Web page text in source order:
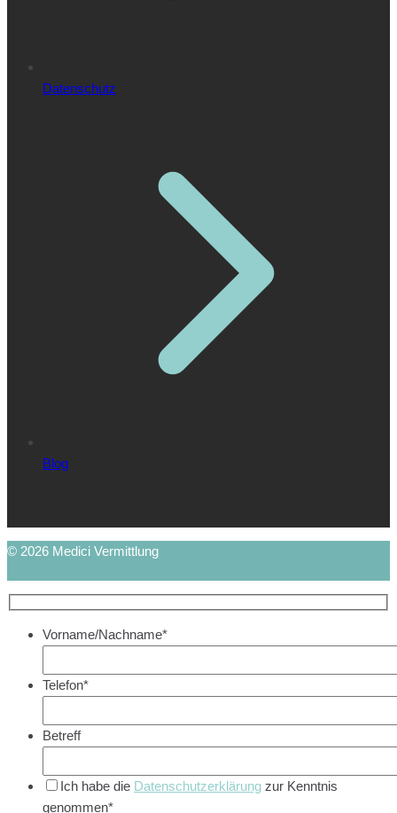
Datenschutz
Blog
© 2026 Medici Vermittlung
Vorname/Nachname*
Telefon*
Betreff
Ich habe die Datenschutzerklärung zur Kenntnis
genommen*